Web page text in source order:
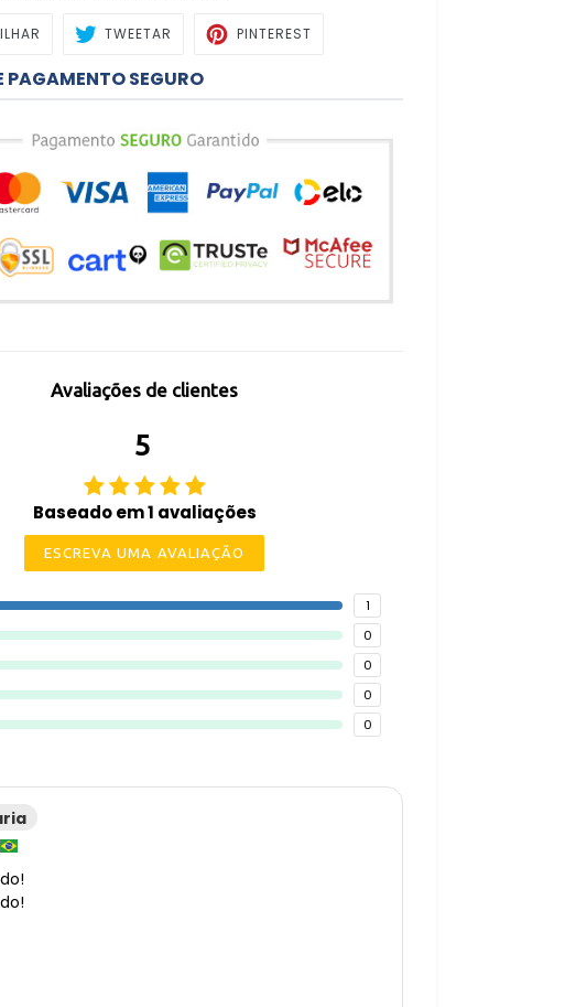
COMPARTILHAR
TWEETAR TWEETARPINTERESTPIN
PAGAMENTO SEGURO
Avaliações de clientes
5
Baseado em 1 avaliações
ESCREVA UMA AVALIAÇÃO
1
0
0
0
0